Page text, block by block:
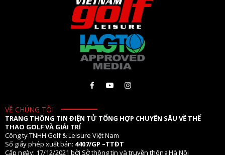
VỀ CHÚNG TÔI
TRANG THÔNG TIN ĐIỆN TỬ TỔNG HỢP CHUYÊN SÂU VỀ THỂ
THAO GOLF VÀ GIẢI TRÍ
Công ty TNHH Golf & Leisure Việt Nam
Số giấy phép xuất bản: 4407/GP –TTĐT
Cấp ngày: 17/12/2021 bởi Sở thông tin và truyền thông Hà Nội